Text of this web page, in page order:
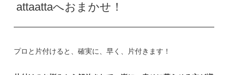
attaattaへおまかせ！
プロと片付けると、確実に、早く、片付きます！